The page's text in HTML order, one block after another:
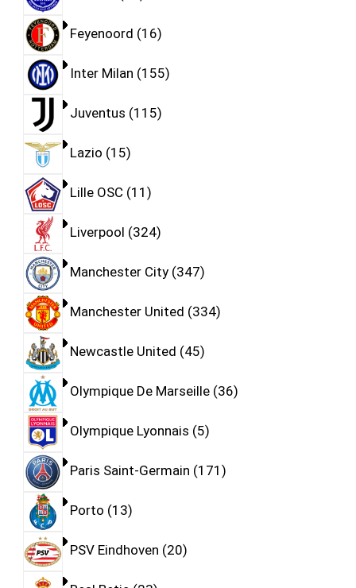
Feyenoord 16
Inter Milan 155
Juventus 115
Lazio 15
Lille OSC 11
Liverpool 324
Manchester City 347
Manchester United 334
Newcastle United 45
Olympique De Marseille 36
Olympique Lyonnais 5
Paris Saint-Germain 171
Porto 13
PSV Eindhoven 20